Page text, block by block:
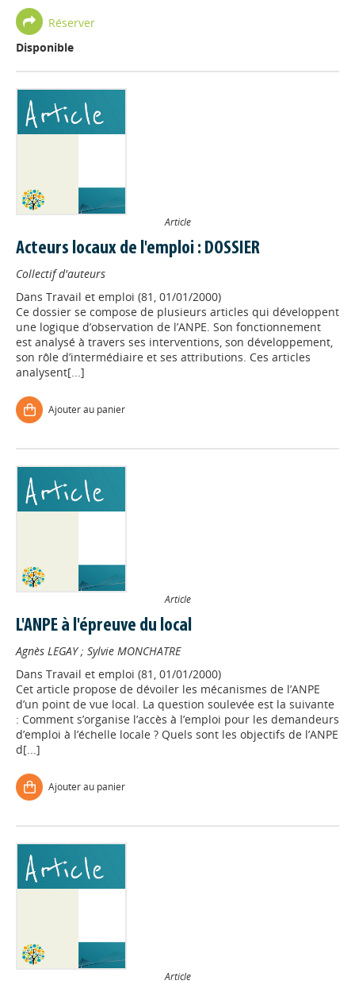
Réserver
Disponible
Article
Acteurs locaux de l'emploi : DOSSIER
Collectif d'auteurs
Dans Travail et emploi (81, 01/01/2000)
Ce dossier se compose de plusieurs articles qui développent
une logique d’observation de l’ANPE. Son fonctionnement
est analysé à travers ses interventions, son développement,
son rôle d’intermédiaire et ses attributions. Ces articles
analysent[...]
Ajouter au panier
Article
L'ANPE à l'épreuve du local
Agnès LEGAY; Sylvie MONCHATRE
Dans Travail et emploi (81, 01/01/2000)
Cet article propose de dévoiler les mécanismes de l’ANPE
d’un point de vue local. La question soulevée est la suivante
: Comment s’organise l’accès à l’emploi pour les demandeurs
d’emploi à l’échelle locale ? Quels sont les objectifs de l’ANPE
d[...]
Ajouter au panier
Article